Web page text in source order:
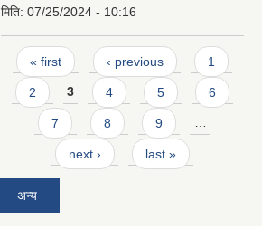
मिति: 07/25/2024 - 10:16
Pages
« first ‹ previous 1
2 3 4 5 6
7 8 9 …
next › last »
अन्य